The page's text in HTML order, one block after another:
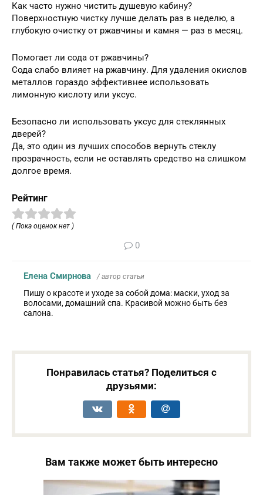
Как часто нужно чистить душевую кабину?
Поверхностную чистку лучше делать раз в неделю, а
глубокую очистку от ржавчины и камня — раз в месяц.
Помогает ли сода от ржавчины?
Сода слабо влияет на ржавчину. Для удаления окислов
металлов гораздо эффективнее использовать
лимонную кислоту или уксус.
Безопасно ли использовать уксус для стеклянных
дверей?
Да, это один из лучших способов вернуть стеклу
прозрачность, если не оставлять средство на слишком
долгое время.
Рейтинг
( Пока оценок нет )
0
Елена Смирнова / автор статьи
Пишу о красоте и уходе за собой дома: маски, уход за
волосами, домашний спа. Красивой можно быть без
салона.
Понравилась статья? Поделиться с
друзьями:
Вам также может быть интересно